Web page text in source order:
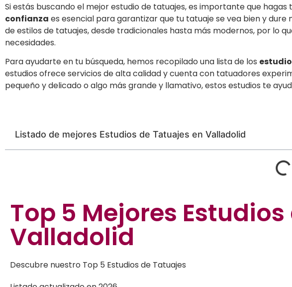
Si estás buscando el mejor estudio de tatuajes, es importante que hagas
confianza es esencial para garantizar que tu tatuaje se vea bien y
de estilos de tatuajes, desde tradicionales hasta más modernos, por lo
necesidades.
Para ayudarte en tu búsqueda, hemos recopilado una lista de los
estudios ofrece servicios de alta calidad y cuenta con tatuadores
pequeño y delicado o algo más grande y llamativo, estos estudios te
Listado de mejores Estudios de Tatuajes en Valladolid
Top 5 Mejores
Valladolid
Descubre nuestro Top 5 Estudios de Tatuajes